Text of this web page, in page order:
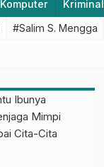
Komputer Kriminal
#Salim S. Mengga